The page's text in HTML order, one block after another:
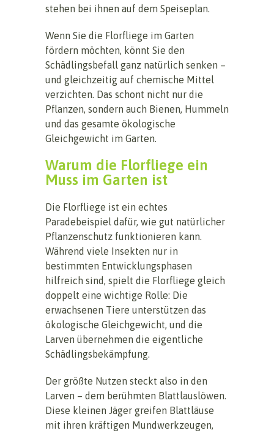
stehen bei ihnen auf dem Speiseplan.
Wenn Sie die Florfliege im Garten
fördern möchten, könnt Sie den
Schädlingsbefall ganz natürlich senken –
und gleichzeitig auf chemische Mittel
verzichten. Das schont nicht nur die
Pflanzen, sondern auch Bienen, Hummeln
und das gesamte ökologische
Gleichgewicht im Garten.
Warum die Florfliege ein
Muss im Garten ist
Die Florfliege ist ein echtes
Paradebeispiel dafür, wie gut natürlicher
Pflanzenschutz funktionieren kann.
Während viele Insekten nur in
bestimmten Entwicklungsphasen
hilfreich sind, spielt die Florfliege gleich
doppelt eine wichtige Rolle: Die
erwachsenen Tiere unterstützen das
ökologische Gleichgewicht, und die
Larven übernehmen die eigentliche
Schädlingsbekämpfung.
Der größte Nutzen steckt also in den
Larven – dem berühmten Blattlauslöwen.
Diese kleinen Jäger greifen Blattläuse
mit ihren kräftigen Mundwerkzeugen,